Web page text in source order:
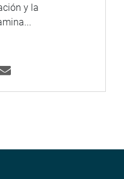
y la